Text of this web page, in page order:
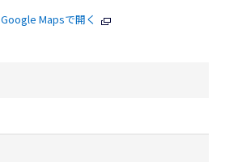
Google Mapsで開く